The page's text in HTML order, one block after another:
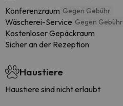
Konferenzraum Gegen Gebühr
Wäscherei-Service Gegen Gebühr
Kostenloser Gepäckraum
Sicher an der Rezeption
Haustiere
Haustiere sind nicht erlaubt